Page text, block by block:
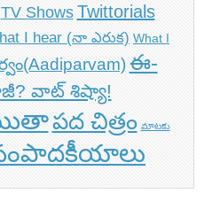
TV Shows Twittorials
I hear (నా ఎరుక) What I
ఈ-
వాట్ శిష్యా!
పద చిత్రం మాటకు